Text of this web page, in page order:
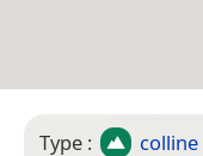
Type : colline